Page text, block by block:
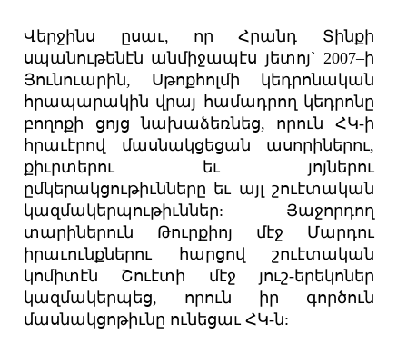
Վերջինս ըսաւ, որ Հրանդ Տինքի
սպանութենէն անմիջապէս յետոյ` 2007–ի
Յունուարին, Սթոքհոլմի կեդրոնական
հրապարակին վրայ համադրող կեդրոնը
բողոքի ցոյց նախաձեռնեց, որուն ՀԿ-ի
հրաւէրով մասնակցեցան ասորիներու,
քիւրտերու եւ յոյներու
ըմկերակցութիւնները եւ այլ շուէտական
կազմակերպութիւններ: Յաջորդող
տարիներուն Թուրքիոյ մէջ Մարդու
իրաւունքներու հարցով շուէտական
կոմիտէն Շուէտի մէջ յուշ-երեկոներ
կազմակերպեց, որուն իր գործուն
մասնակցոթիւնը ունեցաւ ՀԿ-ն: